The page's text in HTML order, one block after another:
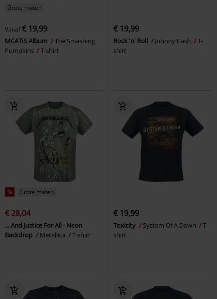
Grote maten
Vanaf€ 19,99
MCATIS Album
The Smashing
Pumpkins
T-shirt
€ 19,99
Rock 'n' Roll Johnny Cash
T-
shirt
% Grote maten
€ 28,04
... And Justice For All - Neon
Backdrop
Metallica T-shirt
€ 19,99
Toxicity System Of A Down
T-
shirt